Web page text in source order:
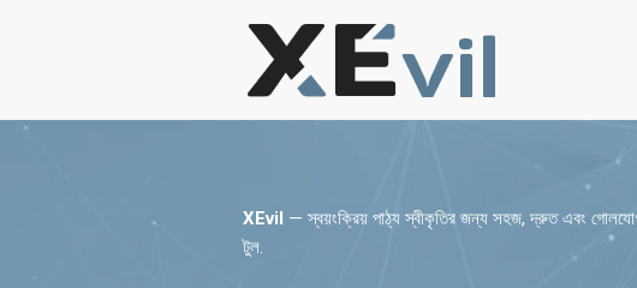
XEvil — স্বয়ংক্রিয় পাঠ্য স্বীকৃতির জন্য সহজ, দ্রুত এবং
টুল.